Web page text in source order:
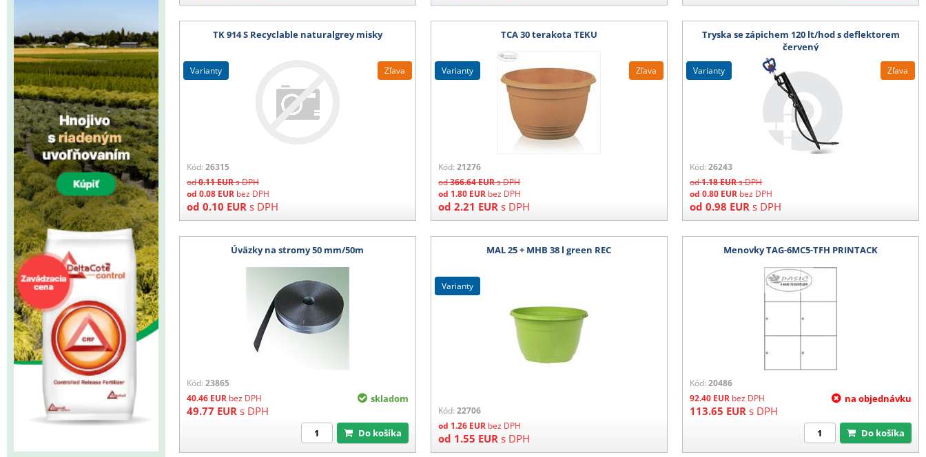
TK 914 S Recyclable naturalgrey misky
Kód: 26315
od0.11EURs DPH
Zľava
od 0.08 EUR bez DPH
od 0.10 EUR s DPH
varianty
TCA 30 terakota TEKU
Kód:21276
od366.64EURs DPH
Zľava
od 1.80 EUR bez DPH
od2.21 EUR s DPH
varianty
Tryska se zápichem 120 lt/hod s deflektorem
červený
Kód:26243
od1.18EURs DPH
Zľava
od0.80 EUR bez DPH
od0.98 EUR s DPH
varianty
Úväzky na stromy 50 mm/50m
Kód: 23865
40.46 EUR bez DPH
49.77 EUR s DPH
skladom
Do košíka
MAL 25 + MHB 38 l green REC
Kód:22706
od 1.26 EUR bez DPH
od 1.55 EUR s DPH
varianty
Menovky TAG-6MC5-TFH PRINTACK
Kód:20486
92.40 EUR bez DPH
113.65 EUR s DPH
na objednávku
Do košíka